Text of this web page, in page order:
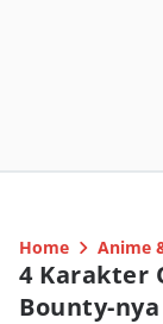
Home Anime
4 Karakter
Bounty-